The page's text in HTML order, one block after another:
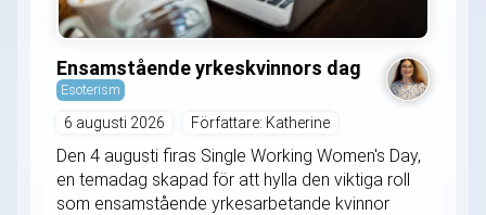
Ensamstående yrkeskvinnors dag
Esoterism
6 augusti 2026 Författare: Katherine
Den 4 augusti firas Single Working Women's Day,
en temadag skapad för att hylla den viktiga roll
som ensamstående yrkesarbetande kvinnor